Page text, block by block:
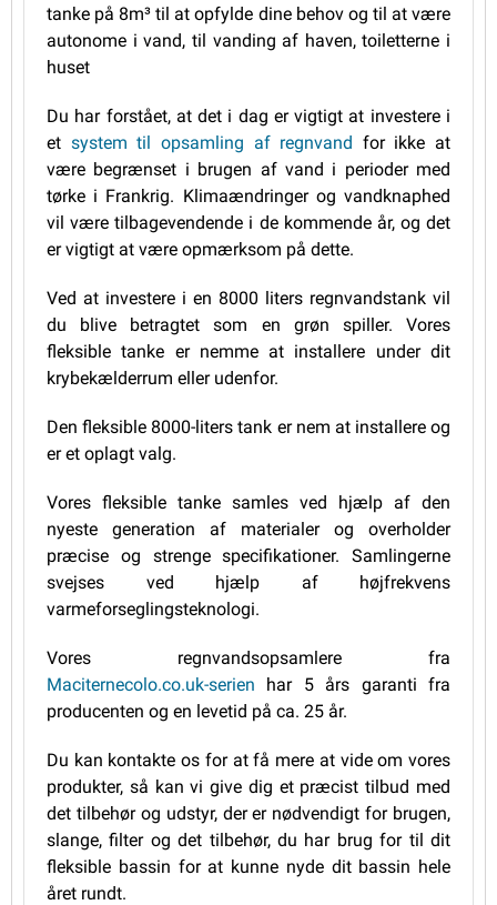
tanke på 8m³ til at opfylde dine behov og til at være
autonome i vand, til vanding af haven, toiletterne i
huset
Du har forstået, at det i dag er vigtigt at investere i
et system til opsamling af regnvand for ikke at
være begrænset i brugen af vand i perioder med
tørke i Frankrig. Klimaændringer og vandknaphed
vil være tilbagevendende i de kommende år, og det
er vigtigt at være opmærksom på dette.
Ved at investere i en 8000 liters regnvandstank vil
du blive betragtet som en grøn spiller. Vores
fleksible tanke er nemme at installere under dit
krybekælderrum eller udenfor.
Den fleksible 8000-liters tank er nem at installere og
er et oplagt valg.
Vores fleksible tanke samles ved hjælp af den
nyeste generation af materialer og overholder
præcise og strenge specifikationer. Samlingerne
svejses ved hjælp af højfrekvens
varmeforseglingsteknologi.
Vores regnvandsopsamlere fra
Maciternecolo.co.uk-serien har 5 års garanti fra
producenten og en levetid på ca. 25 år.
Du kan kontakte os for at få mere at vide om vores
produkter, så kan vi give dig et præcist tilbud med
det tilbehør og udstyr, der er nødvendigt for brugen,
slange, filter og det tilbehør, du har brug for til dit
fleksible bassin for at kunne nyde dit bassin hele
året rundt.